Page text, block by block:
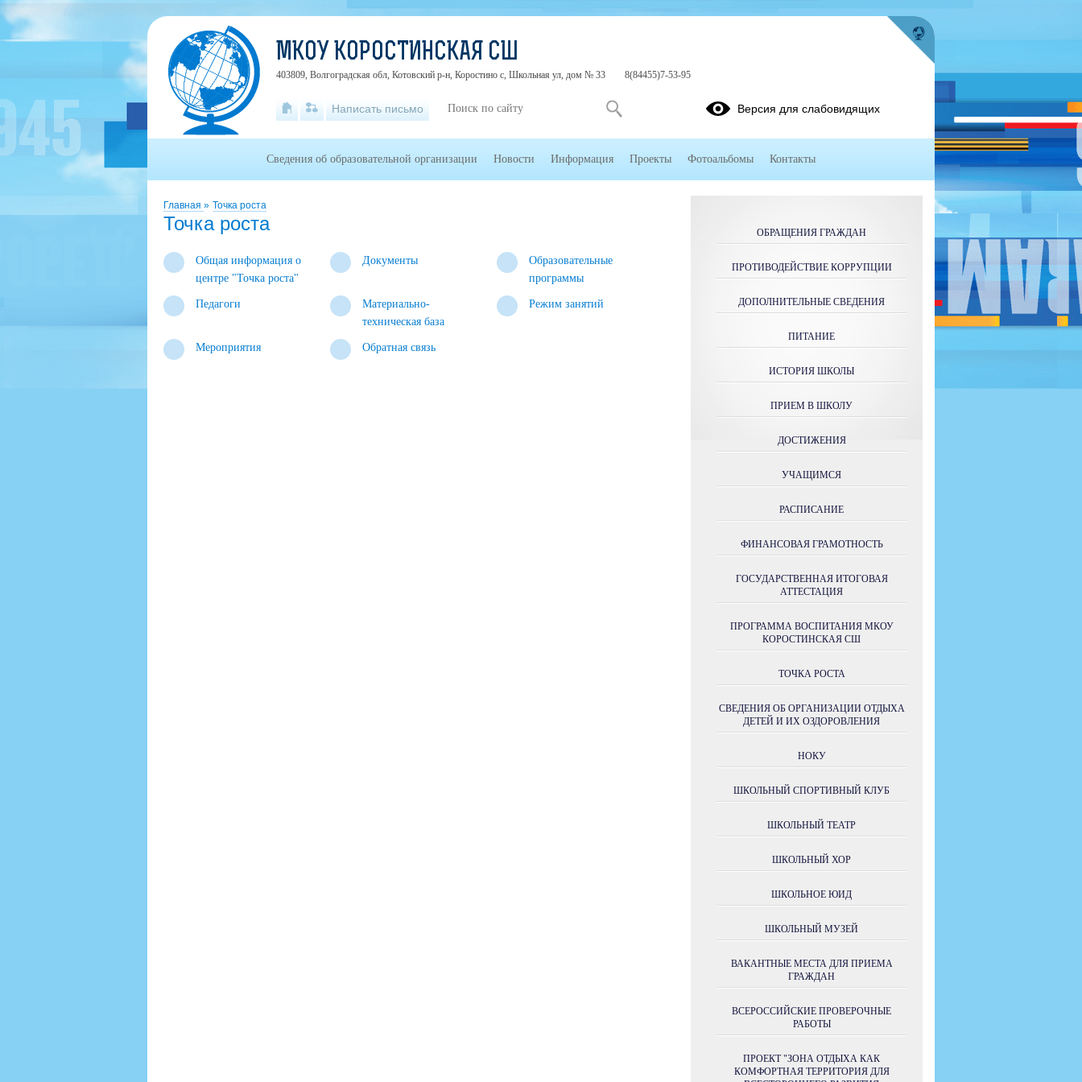
Главная » Точка роста
Точка роста
Общая информация о
центре "Точка роста"
Документы
Образовательные
программы
Педагоги
Материально-
техническая база
Режим занятий
Мероприятия Обратная связь
ОБРАЩЕНИЯ ГРАЖДАН
ПРОТИВОДЕЙСТВИЕ КОРРУПЦИИ
ДОПОЛНИТЕЛЬНЫЕ СВЕДЕНИЯ
ПИТАНИЕ
ИСТОРИЯ ШКОЛЫ
ПРИЕМ В ШКОЛУ
ДОСТИЖЕНИЯ
УЧАЩИМСЯ
РАСПИСАНИЕ
ФИНАНСОВАЯ ГРАМОТНОСТЬ
ГОСУДАРСТВЕННАЯ ИТОГОВАЯ
АТТЕСТАЦИЯ
ПРОГРАММА ВОСПИТАНИЯ МКОУ
КОРОСТИНСКАЯ СШ
ТОЧКА РОСТА
СВЕДЕНИЯ ОБ ОРГАНИЗАЦИИ ОТДЫХА
ДЕТЕЙ И ИХ ОЗДОРОВЛЕНИЯ
НОКУ
ШКОЛЬНЫЙ СПОРТИВНЫЙ КЛУБ
ШКОЛЬНЫЙ ТЕАТР
ШКОЛЬНЫЙ ХОР
ШКОЛЬНОЕ ЮИД
ШКОЛЬНЫЙ МУЗЕЙ
ВАКАНТНЫЕ МЕСТА ДЛЯ ПРИЕМА
ГРАЖДАН
ВСЕРОССИЙСКИЕ ПРОВЕРОЧНЫЕ
РАБОТЫ
ПРОЕКТ "ЗОНА ОТДЫХА КАК
КОМФОРТНАЯ ТЕРРИТОРИЯ ДЛЯ
МКОУ КОРОСТИНСКАЯ СШ
403809, Волгоградская обл, Котовский р-н, Коростино с, Школьная ул, дом № 33 8(84455)7-53-95
Написать письмо Версия для слабовидящих
Сведения об образовательной организации Новости Информация Проекты Фотоальбомы Контакты